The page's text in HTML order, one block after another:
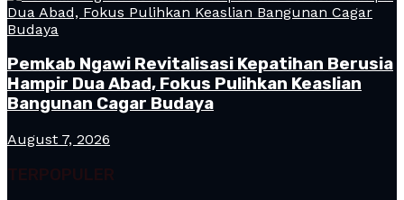
Pemkab Ngawi Revitalisasi Kepatihan Berusia
Hampir Dua Abad, Fokus Pulihkan Keaslian
Bangunan Cagar Budaya
August 7, 2026
TERPOPULER